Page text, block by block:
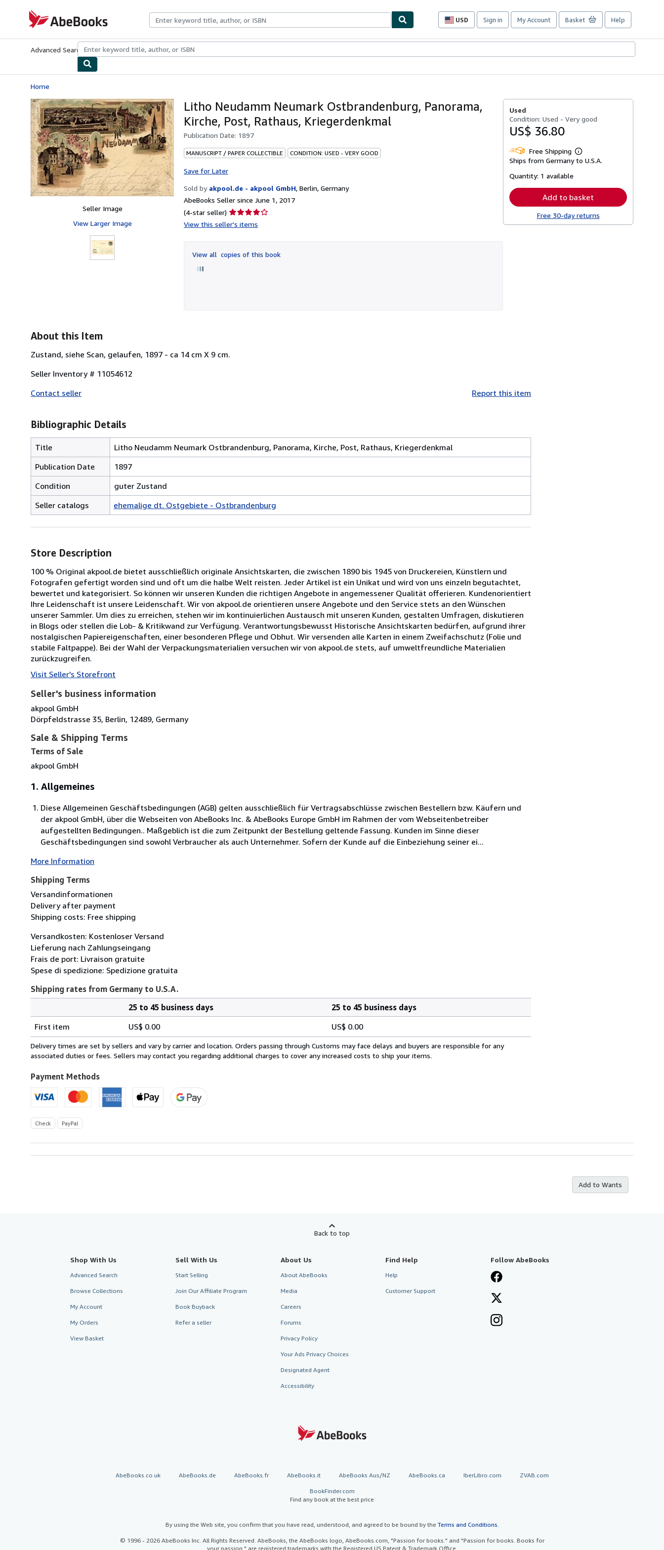
AbeBooks.com
USD
Site
preferences
Sign in My Account Basket Help
Advanced Search Browse CollectionsRare BooksArt & Collectibles
Home
Seller Image
View Larger Image
Litho Neudamm Neumark Ostbrandenburg, Panorama,
Kirche, Post, Rathaus, Kriegerdenkmal
Publication Date: 1897
MANUSCRIPT / PAPER COLLECTIBLE CONDITION: USED - VERY GOOD
Save for Later
Sold by akpool.de - akpool GmbH, Berlin, Germany
AbeBooks Seller since June 1, 2017
(4-star seller) Seller
rating
of
5
View this seller's items
View all copies of this book
Used
Condition: Used - Very good
US$ 36.80
Free Shipping
Learn
more
Ships from Germany to U.S.A.
Quantity: 1 available
Add to basket
Free 30-day returns
About this Item
Zustand, siehe Scan, gelaufen, 1897 - ca 14 cm X 9 cm.
Seller Inventory # 11054612
Contact seller
Report this item
Bibliographic Details
Title
Litho Neudamm Neumark Ostbrandenburg, Panorama, Kirche, Post, Rathaus, Kriegerdenkmal
Publication Date
1897
Condition
guter Zustand
Seller catalogs
ehemalige dt. Ostgebiete - Ostbrandenburg
Store Description
100 % Original akpool.de bietet ausschließlich originale Ansichtskarten, die zwischen 1890 bis 1945 von Druckereien, Künstlern und
Fotografen gefertigt worden sind und oft um die halbe Welt reisten. Jeder Artikel ist ein Unikat und wird von uns einzeln begutachtet,
bewertet und kategorisiert. So können wir unseren Kunden die richtigen Angebote in angemessener Qualität offerieren. Kundenorientiert
Ihre Leidenschaft ist unsere Leidenschaft. Wir von akpool.de orientieren unsere Angebote und den Service stets an den Wünschen
unserer Sammler. Um dies zu erreichen, stehen wir im kontinuierlichen Austausch mit unseren Kunden, gestalten Umfragen, diskutieren
in Blogs oder stellen die Lob- & Kritikwand zur Verfügung. Verantwortungsbewusst Historische Ansichtskarten bedürfen, aufgrund ihrer
nostalgischen Papiereigenschaften, einer besonderen Pflege und Obhut. Wir versenden alle Karten in einem Zweifachschutz (Folie und
stabile Faltpappe). Bei der Wahl der Verpackungsmaterialien versuchen wir von akpool.de stets, auf umweltfreundliche Materialien
zurückzugreifen.
Visit Seller's Storefront
Seller's business information
akpool GmbH
Dörpfeldstrasse 35, Berlin, 12489, Germany
Sale & Shipping Terms
Terms of Sale
akpool GmbH
1. Allgemeines
Diese Allgemeinen Geschäftsbedingungen (AGB) gelten ausschließlich für Vertragsabschlüsse zwischen Bestellern bzw. Käufern und
der akpool GmbH, über die Webseiten von AbeBooks Inc. & AbeBooks Europe GmbH im Rahmen der vom Webseitenbetreiber
aufgestellten Bedingungen.. Maßgeblich ist die zum Zeitpunkt der Bestellung geltende Fassung. Kunden im Sinne dieser
Geschäftsbedingungen sind sowohl Verbraucher als auch Unternehmer. Sofern der Kunde auf die Einbeziehung seiner ei...
More Information
Shipping Terms
Versandinformationen
Delivery after payment
Shipping costs: Free shipping
Versandkosten: Kostenloser Versand
Lieferung nach Zahlungseingang
Frais de port: Livraison gratuite
Spese di spedizione: Spedizione gratuita
Shipping rates from Germany to U.S.A.
Shipping
rates
from
Germany
U.S.A.
quantity
25 to 45 business days
25 to 45 business days
First item
US$ 0.00 US$ 0.00
Delivery times are set by sellers and vary by carrier and location. Orders passing through Customs may face delays and buyers are responsible for any
associated duties or fees. Sellers may contact you regarding additional charges to cover any increased costs to ship your items.
Payment Methods
Check PayPal
Add to Wants
Back to top
Shop With Us
Advanced Search
Browse Collections
My Account
My Orders
View Basket
Sell With Us
Start Selling
Join Our Affiliate Program
Book Buyback
Refer a seller
About Us
About AbeBooks
Media
Careers
Forums
Privacy Policy
Your Ads Privacy Choices
Designated Agent
Accessibility
Find Help
Help
Customer Support
Follow AbeBooks
AbeBooks.co.uk AbeBooks.de AbeBooks.fr AbeBooks.it AbeBooks Aus/NZ AbeBooks.ca IberLibro.com ZVAB.com
BookFinder.com
Find any book at the best price
By using the Web site, you confirm that you have read, understood, and agreed to be bound by the Terms and Conditions.
© 1996 - 2026 AbeBooks Inc. All Rights Reserved. AbeBooks, the AbeBooks logo, AbeBooks.com, "Passion for books." and "Passion for books. Books for
your passion." are registered trademarks with the Registered US Patent & Trademark Office.